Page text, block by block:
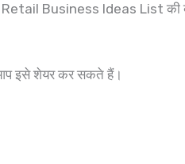
Retail Business Ideas List की
आप इसे शेयर कर सकते हैं।